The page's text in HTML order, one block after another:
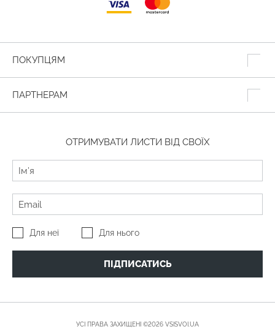
ПОКУПЦЯМ
ПАРТНЕРАМ
ОТРИМУВАТИ ЛИСТИ ВІД СВОЇХ
Для неї Для нього
ПІДПИСАТИСЬ
УСІ ПРАВА ЗАХИЩЕНІ ©2026 VSISVOI.UA